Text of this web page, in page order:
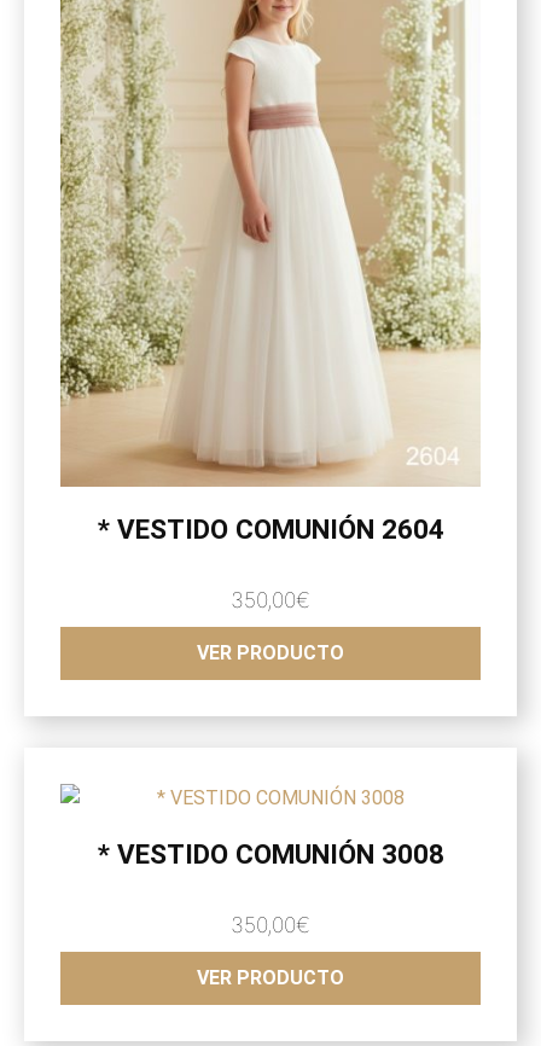
* VESTIDO COMUNIÓN 2604
350,00€
VER PRODUCTO
* VESTIDO COMUNIÓN 3008
350,00€
VER PRODUCTO